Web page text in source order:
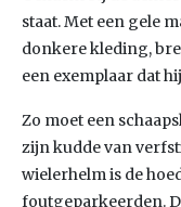
staat. Met een gele
donkere kleding,
een exemplaar dat
Zo moet een
zijn kudde van
wielerhelm is de
foutgeparkeerden.